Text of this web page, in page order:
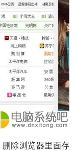
除浏览器里面存